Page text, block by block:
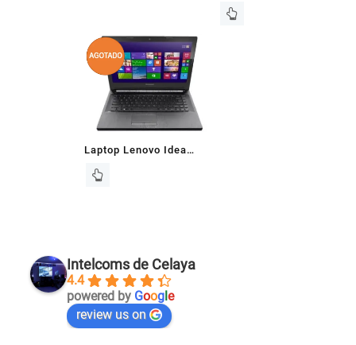
Laptop
Laptop Lenovo Idea
G40-45 E1-6010 2GB
Intelcoms de Celaya
4.4
powered by Google
review us on